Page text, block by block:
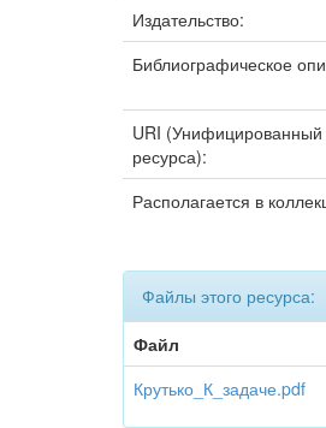
Издательство:
Библиографическое
URI
ресурса):
Располагается в
Файлы этого ресурса:
Файл
Крутько_К_задаче.pdf